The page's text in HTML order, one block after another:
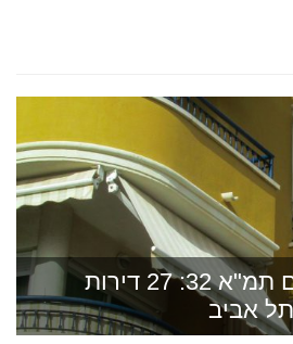
מאיר דוידי מגשים תמ"א 32: 27 דירות